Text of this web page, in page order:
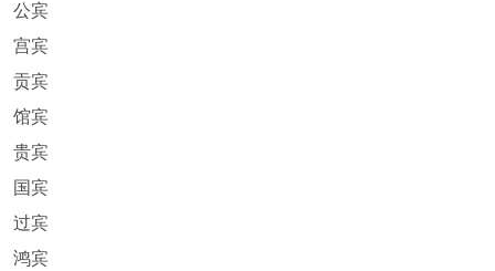
公宾
宫宾
贡宾
馆宾
贵宾
国宾
过宾
鸿宾